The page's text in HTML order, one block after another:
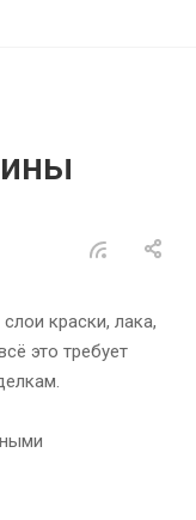
краски, лака,
это требует